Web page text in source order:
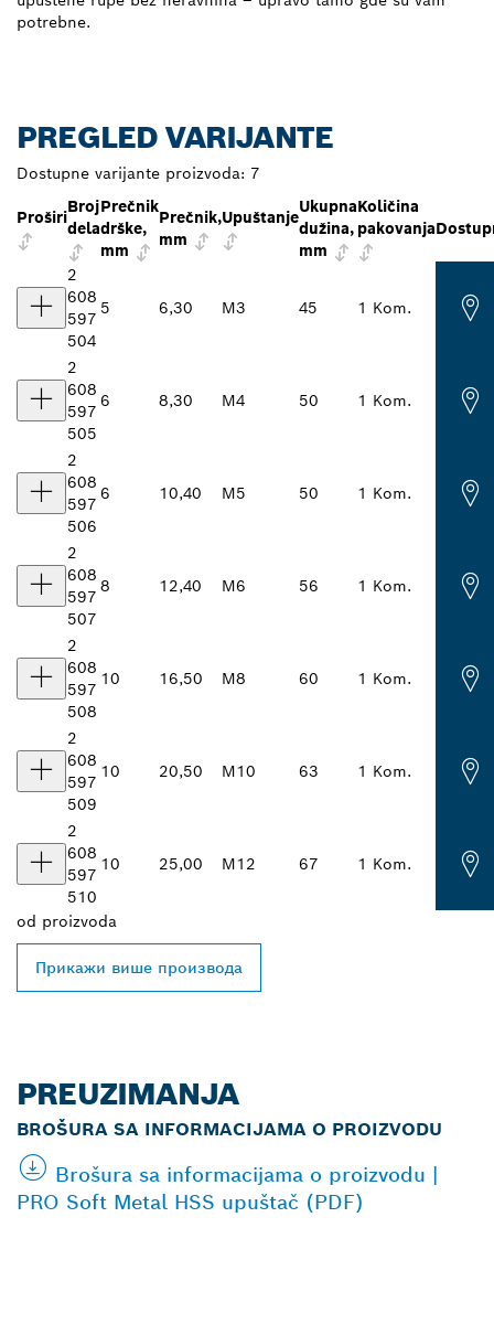
potrebne.
PREGLED VARIJANTE
Dostupne varijante proizvoda: 7
Proširi
Broj
dela
Prečnik
drške,
mm
Prečnik,
mm
Upuštanje
Ukupna
dužina,
mm
Količina
pakovanja
2
608
597
504
5 6,30 M3 45 1 Kom.
2
608
597
505
6 8,30 M4 50 1 Kom.
2
608
597
506
6 10,40 M5 50 1 Kom.
2
608
597
507
8 12,40 M6 56 1 Kom.
2
608
597
508
10 16,50 M8 60 1 Kom.
2
608
597
509
10 20,50 M10 63 1 Kom.
2
608
597
510
10 25,00 M12 67 1 Kom.
od proizvoda
Прикажи више производа
PREUZIMANJA
BROŠURA SA INFORMACIJAMA O PROIZVODU
Brošura sa informacijama o proizvodu |
PRO Soft Metal HSS upuštač (PDF)